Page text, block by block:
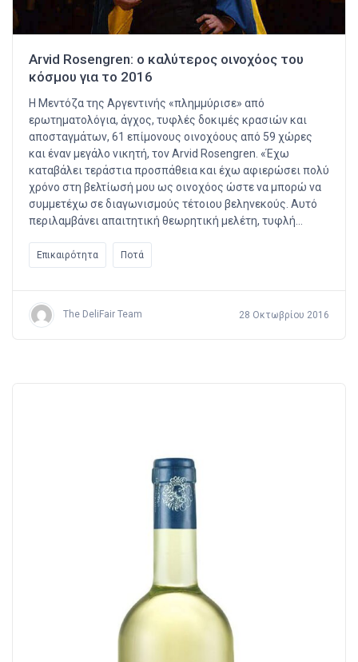
Arvid Rosengren: ο καλύτερος οινοχόος του
κόσμου για το 2016
Η Μεντόζα της Αργεντινής «πλημμύρισε» από
ερωτηματολόγια, άγχος, τυφλές δοκιμές κρασιών και
αποσταγμάτων, 61 επίμονους οινοχόους από 59 χώρες
και έναν μεγάλο νικητή, τον Arvid Rosengren. «Έχω
καταβάλει τεράστια προσπάθεια και έχω αφιερώσει πολύ
χρόνο στη βελτίωσή μου ως οινοχόος ώστε να μπορώ να
συμμετέχω σε διαγωνισμούς τέτοιου βεληνεκούς. Αυτό
περιλαμβάνει απαιτητική θεωρητική μελέτη, τυφλή…
Επικαιρότητα Ποτά
The DeliFair Team 28 Οκτωβρίου 2016